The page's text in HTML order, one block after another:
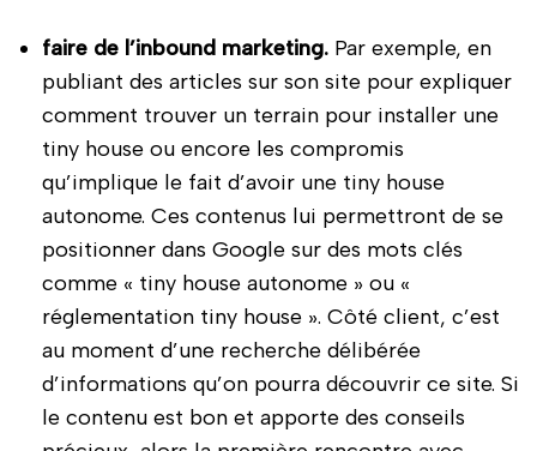
faire de l’inbound marketing. Par exemple, en
publiant des articles sur son site pour expliquer
comment trouver un terrain pour installer une
tiny house ou encore les compromis
qu’implique le fait d’avoir une tiny house
autonome. Ces contenus lui permettront de se
positionner dans Google sur des mots clés
comme « tiny house autonome » ou «
réglementation tiny house ». Côté client, c’est
au moment d’une recherche délibérée
d’informations qu’on pourra découvrir ce site. Si
le contenu est bon et apporte des conseils